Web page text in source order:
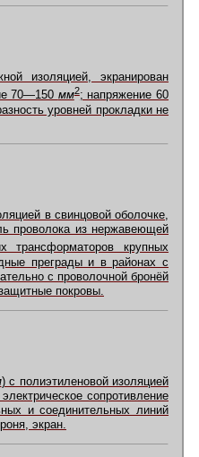
изоляцией, экранирован
70—150 мм2; напряжение 60
уровней прокладки не
в свинцовой оболочке,
проволока из нержавеющей
крупных
преграды и в районах с
с проволочной бронёй
покровы.
) с полиэтиленовой изоляцией
сопротивление
и соединительных линий
экран.